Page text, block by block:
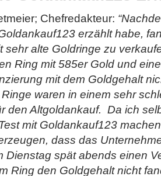
Chefredakteur:
erzählt habe,
sehr alte Goldringe zu
Ring mit 585er Gold und
mit dem Goldgehalt
waren in einem sehr
den Altgoldankauf. Da ich
mit Goldankauf123
dass das
Dienstag spät abends einen
Ring den Goldgehalt nicht